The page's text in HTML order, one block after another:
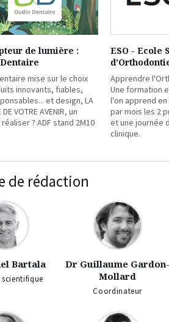
de lumière :
mise sur le choix
innovants, fiables,
et design, LA
DE VOTRE AVENIR, un
? ADF stand 2M10
ESO - Ecole
Apprendre
Une formation
l'on apprend
par mois les 2
et une journée
clinique.
de rédaction
Bartala
Dr Guillaume Gardon-
Mollard
Coordinateur